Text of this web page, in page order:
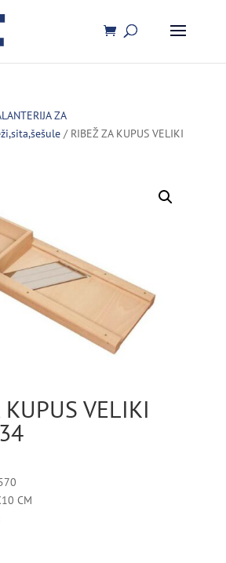
ZA
/ RIBEŽ ZA KUPUS VELIKI
KUPUS VELIKI
CM